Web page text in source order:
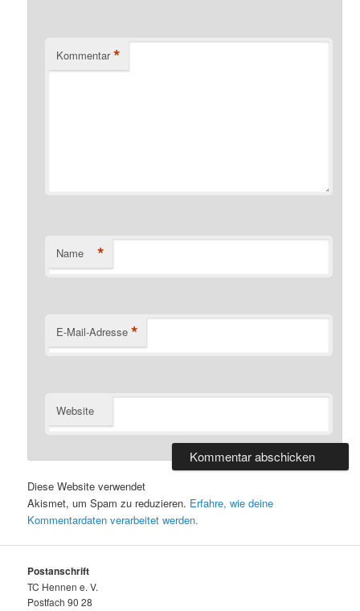
Kommentar *
Name *
E-Mail-Adresse *
Website
Diese Website verwendet
Akismet, um Spam zu reduzieren. Erfahre, wie deine
Kommentardaten verarbeitet werden.
Postanschrift
TC Hennen e. V.
Postfach 90 28